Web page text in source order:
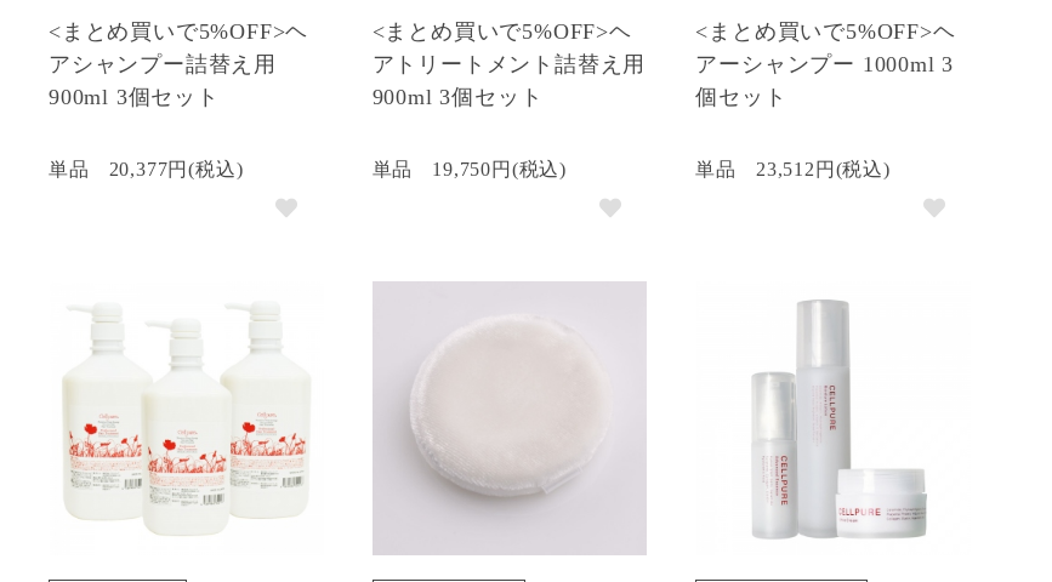
<まとめ買いで5%OFF>ヘ
アシャンプー詰替え用
900ml 3個セット
単品 20,377円(税込)
<まとめ買いで5%OFF>ヘ
アトリートメント詰替え用
900ml 3個セット
単品 19,750円(税込)
<まとめ買いで5%OFF>ヘ
アーシャンプー 1000ml 3
個セット
単品 23,512円(税込)